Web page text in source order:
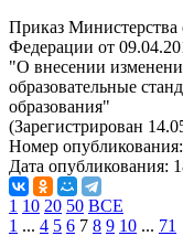
Приказ Министерства
Федерации от
"О внесении
образовательные
образования"
(Зарегистрирован
Номер опубликования:
Дата опубликования:
1 10 20 50 ВСЕ
1 ... 4 5 6 7 8 9 10 ... 71